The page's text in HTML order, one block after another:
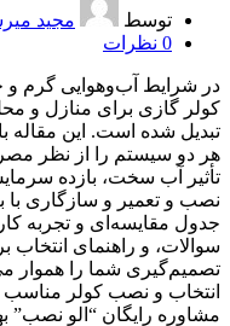
توسط
مجید
0 نظرات
در شرایط آب‌وهوایی گرم و
کولر گازی برای منازل و
تبدیل شده است. این مقاله
هر دو سیستم را از نظر
تأثیر آب سخت، بازده
نصب و تعمیر و سازگاری
جدول مقایسه‌ای و تجربه
سوالات، و راهنمای
تصمیم‌گیری شما را هموار
انتخاب و نصب کولر
مشاوره رایگان “الو نصب”